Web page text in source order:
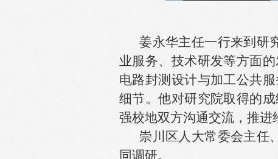
姜永华主任一行来到研
业服务、技术研发等方面
电路封测设计与加工公共
细节。他对研究院取得的
强校地双方沟通交流，推
崇川区人大常委会主任
同调研。